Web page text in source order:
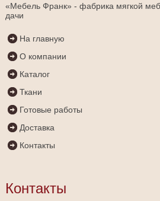
«Мебель Франк» - фабрика мягкой
дачи
На главную
О компании
Каталог
Ткани
Готовые работы
Доставка
Контакты
Контакты